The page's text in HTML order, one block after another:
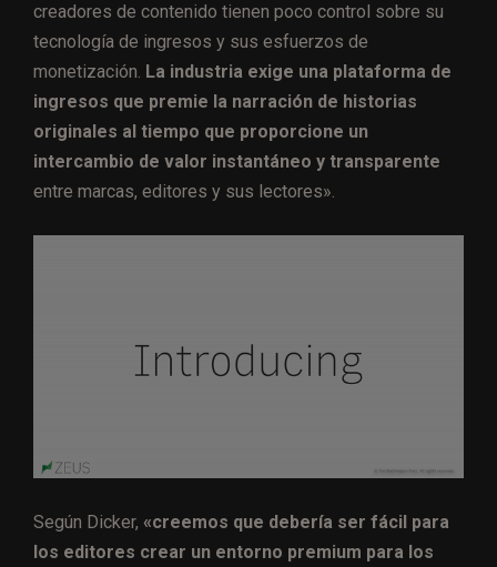
creadores de contenido tienen poco control sobre su
tecnología de ingresos y sus esfuerzos de
monetización. La industria exige una plataforma de
ingresos que premie la narración de historias
originales al tiempo que proporcione un
intercambio de valor instantáneo y transparente
entre marcas, editores y sus lectores».
Según Dicker, «creemos que debería ser fácil para
los editores crear un entorno premium para los